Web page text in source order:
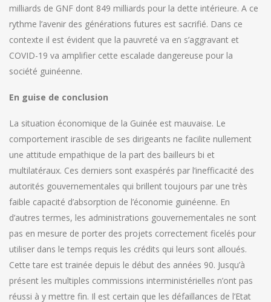
milliards de GNF dont 849 milliards pour la dette intérieure. A ce
rythme l’avenir des générations futures est sacrifié. Dans ce
contexte il est évident que la pauvreté va en s’aggravant et
COVID-19 va amplifier cette escalade dangereuse pour la
société guinéenne.
En guise de conclusion
La situation économique de la Guinée est mauvaise. Le
comportement irascible de ses dirigeants ne facilite nullement
une attitude empathique de la part des bailleurs bi et
multilatéraux. Ces derniers sont exaspérés par l’inefficacité des
autorités gouvernementales qui brillent toujours par une très
faible capacité d’absorption de l’économie guinéenne. En
d’autres termes, les administrations gouvernementales ne sont
pas en mesure de porter des projets correctement ficelés pour
utiliser dans le temps requis les crédits qui leurs sont alloués.
Cette tare est trainée depuis le début des années 90. Jusqu’à
présent les multiples commissions interministérielles n’ont pas
réussi à y mettre fin. Il est certain que les défaillances de l’Etat